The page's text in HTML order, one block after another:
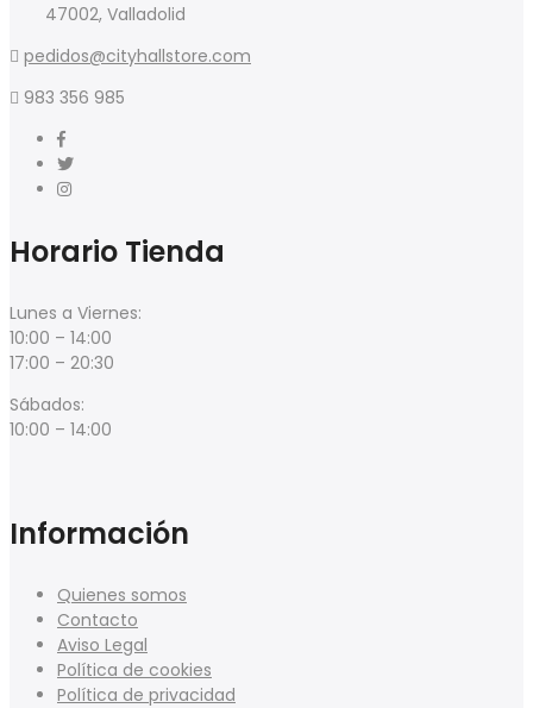
47002, Valladolid
pedidos@cityhallstore.com
983 356 985
Horario Tienda
Lunes a Viernes:
10:00 – 14:00
17:00 – 20:30
Sábados:
10:00 – 14:00
Información
Quienes somos
Contacto
Aviso Legal
Política de cookies
Política de privacidad